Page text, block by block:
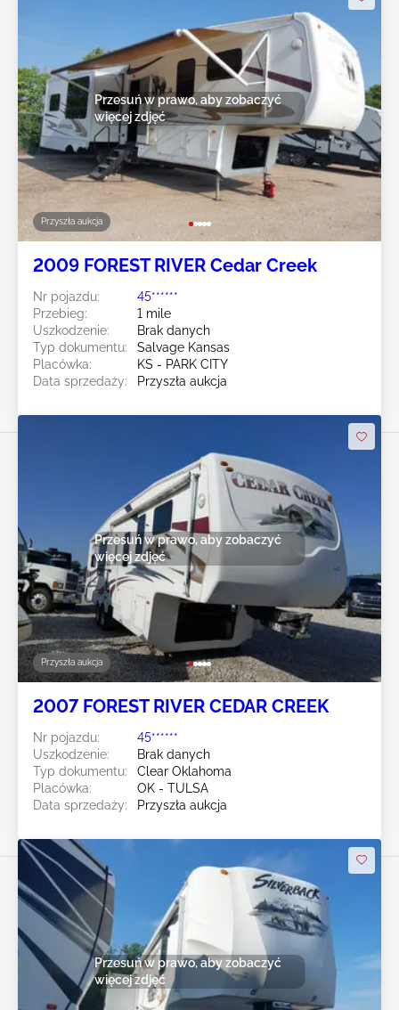
Przyszła aukcja
Przesuń w prawo, aby zobaczyć
więcej zdjęć
2009 FOREST RIVER Cedar Creek
Nr pojazdu:
45******
Przebieg:
1 mile
Uszkodzenie:
Brak danych
Typ dokumentu:
Salvage Kansas
Placówka:
KS - PARK CITY
Data sprzedaży:
Przyszła aukcja
Przyszła aukcja
Przesuń w prawo, aby zobaczyć
więcej zdjęć
2007 FOREST RIVER CEDAR CREEK
Nr pojazdu:
45******
Uszkodzenie:
Brak danych
Typ dokumentu:
Clear Oklahoma
Placówka:
OK - TULSA
Data sprzedaży:
Przyszła aukcja
Przesuń w prawo, aby zobaczyć
więcej zdjęć